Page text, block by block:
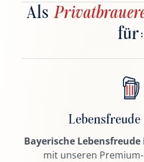
Als
für:
Lebensfreude
Bayerische
mit unseren